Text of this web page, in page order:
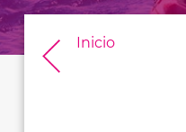
Inicio